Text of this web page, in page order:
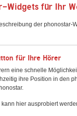
Widgets für Ihr
der
für Ihre Hörer
eine schnelle
ihre Position in den
kann hier ausprobiert